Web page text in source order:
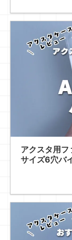
アクスタ用
サイズ6穴バ